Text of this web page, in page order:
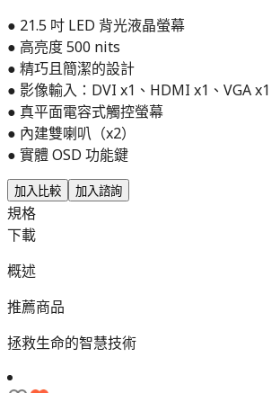
● 21.5 吋 LED 背光液晶螢幕
● 高亮度 500 nits
● 精巧且簡潔的設計
● 影像輸入：DVI x1、HDMI x1、VGA x1
● 真平面電容式觸控螢幕
● 內建雙喇叭（x2）
● 實體 OSD 功能鍵
加入比較 加入諮詢
規格
下載
概述
推薦商品
拯救生命的智慧技術